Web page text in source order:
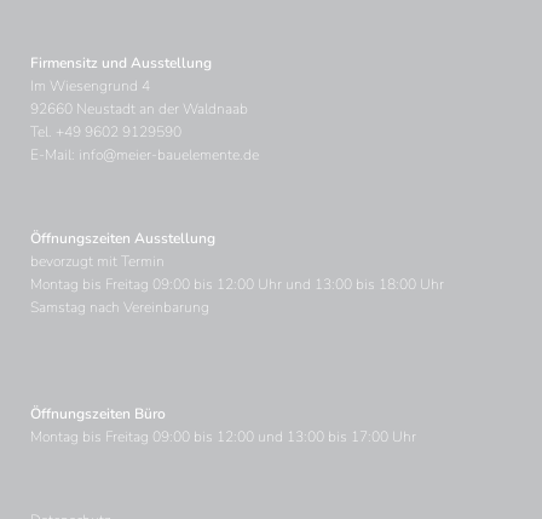
Firmensitz und Ausstellung
Im Wiesengrund 4
92660 Neustadt an der Waldnaab
Tel. +49 9602 9129590
E-Mail: info@meier-bauelemente.de
Öffnungszeiten Ausstellung
bevorzugt mit Termin
Montag bis Freitag 09:00 bis 12:00 Uhr und 13:00 bis 18:00 Uhr
Samstag nach Vereinbarung
Öffnungszeiten Büro
Montag bis Freitag 09:00 bis 12:00 und 13:00 bis 17:00 Uhr